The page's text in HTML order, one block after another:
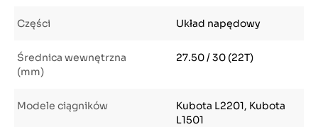
Części Układ napędowy
Średnica wewnętrzna
(mm)
27.50 / 30 (22T)
Modele ciągników
Kubota L2201, Kubota
L1501